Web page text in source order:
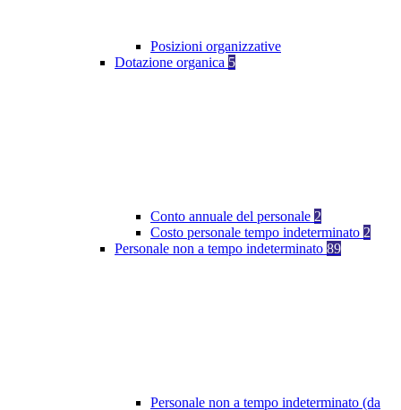
Posizioni organizzative
Dotazione organica 5
Conto annuale del personale 2
Costo personale tempo indeterminato 2
Personale non a tempo indeterminato 89
Personale non a tempo indeterminato (da